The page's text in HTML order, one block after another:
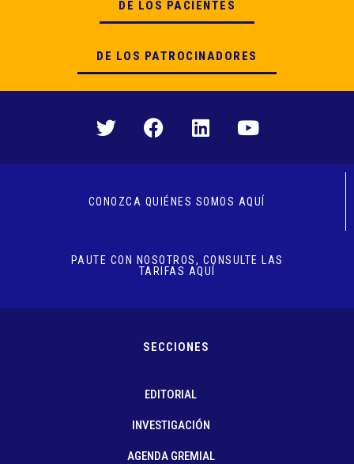
DE LOS PACIENTES
DE LOS PATROCINADORES
CONOZCA QUIÉNES SOMOS AQUÍ
PAUTE CON NOSOTROS, CONSULTE LAS
TARIFAS AQUÍ
SECCIONES
EDITORIAL
INVESTIGACIÓN
AGENDA GREMIAL